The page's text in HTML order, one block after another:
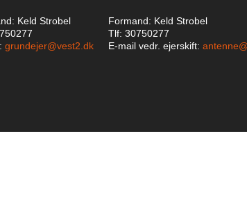
Keld Strobel
grundejer@vest2.dk
Formand: Keld Strobel
Tlf: 30750277
E-mail vedr. ejerskift: